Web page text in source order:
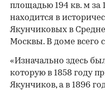
площадью 194 кв. м за
находится в
Якунчиковых в
Москвы. В доме всего
«Изначально здесь
которую в 1858 году
Якунчиков, а в 1896